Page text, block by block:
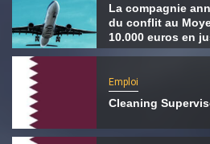
La compagnie
du conflit au
10.000 euros en
Emploi
Cleaning